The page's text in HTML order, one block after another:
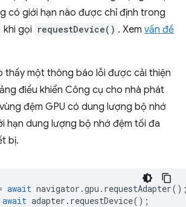
có giới hạn nào được chỉ định trong
khi gọi requestDevice() . Xem vấn đề
thấy một thông báo lỗi được cải thiện
điều khiển Công cụ cho nhà phát
đệm GPU có dung lượng bộ nhớ
hạn dung lượng bộ nhớ đệm tối đa
bị.
await navigator .gpu . requestAdapter
await adapter . requestDevice();